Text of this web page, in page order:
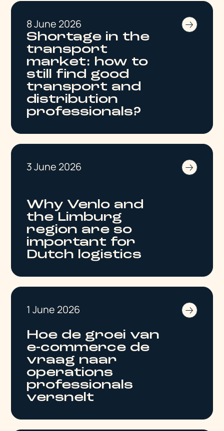
8 June 2026
Shortage in the
transport
market: how to
still find good
transport and
distribution
professionals?
3 June 2026
Why Venlo and
the Limburg
region are so
important for
Dutch logistics
1 June 2026
Hoe de groei van
e-commerce de
vraag naar
operations
professionals
versnelt